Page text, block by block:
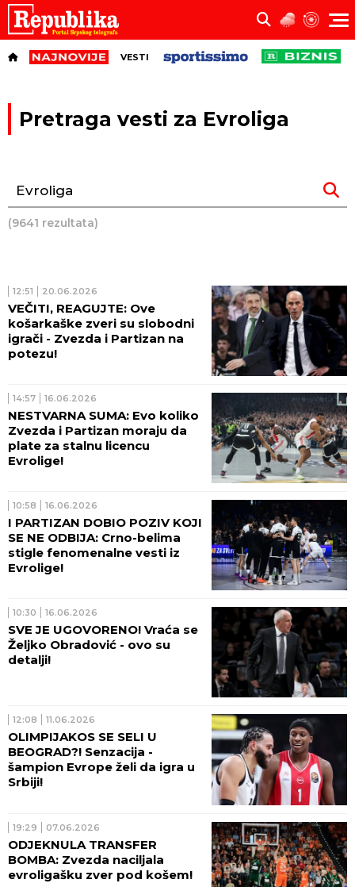
VESTI
Pretraga vesti za Evroliga
(9641 rezultata)
12:51 20.06.2026
VEČITI, REAGUJTE: Ove
košarkaške zveri su slobodni
igrači - Zvezda i Partizan na
potezu!
14:57 16.06.2026
NESTVARNA SUMA: Evo koliko
Zvezda i Partizan moraju da
plate za stalnu licencu
Evrolige!
10:58 16.06.2026
I PARTIZAN DOBIO POZIV KOJI
SE NE ODBIJA: Crno-belima
stigle fenomenalne vesti iz
Evrolige!
10:30 16.06.2026
SVE JE UGOVORENO! Vraća se
Željko Obradović - ovo su
detalji!
12:08 11.06.2026
OLIMPIJAKOS SE SELI U
BEOGRAD?! Senzacija -
šampion Evrope želi da igra u
Srbiji!
19:29 07.06.2026
ODJEKNULA TRANSFER
BOMBA: Zvezda naciljala
evroligašku zver pod košem!